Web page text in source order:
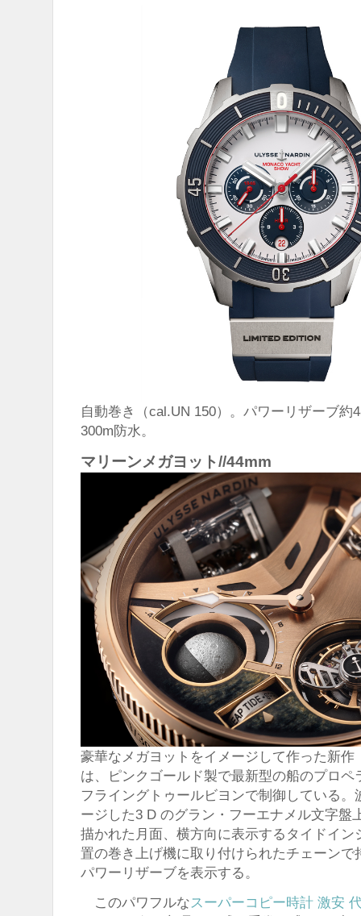
自動巻き（cal.UN 150）。パワーリザーブ約
300m防水。
マリーンメガヨット//44mm
豪華なメガヨットをイメージして作った新作
は、ピンクゴールド製で最新型の船のプロ
フライングトゥールビヨンで制御している
ージした3 D のグラン・フーエナメル文字盤
描かれた月面、横方向に表示するタイドイン
置の巻き上げ機に取り付けられたチェーン
パワーリザーブを表示する。
このパワフルな スーパーコピー時計 激安